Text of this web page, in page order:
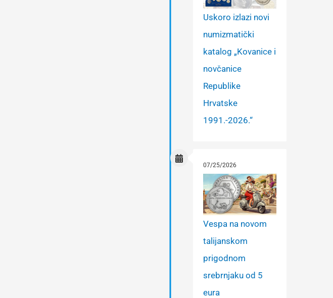
Uskoro izlazi novi
numizmatički
katalog „Kovanice i
novčanice
Republike
Hrvatske
1991.-2026.“
07/25/2026
Vespa na novom
talijanskom
prigodnom
srebrnjaku od 5
eura